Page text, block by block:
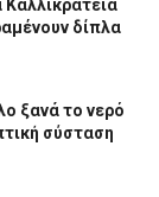
Καλλικράτεια
δίπλα
ξανά το νερό
σύσταση